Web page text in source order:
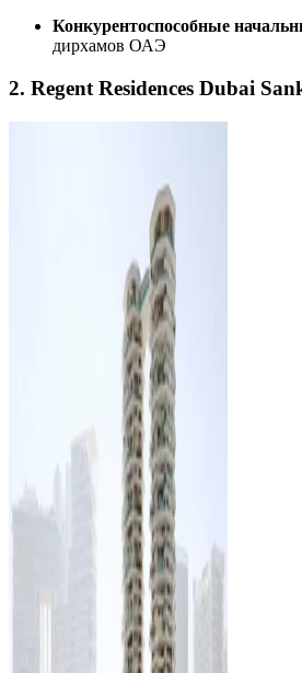
Конкурентоспособные
дирхамов ОАЭ
2. Regent Residences Dubai